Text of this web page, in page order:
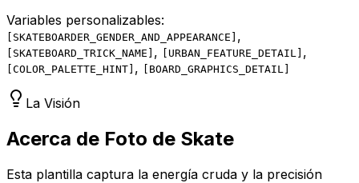
Variables personalizables:
SKATEBOARDER_GENDER_AND_APPEARANCE ,
SKATEBOARD_TRICK_NAME , URBAN_FEATURE_DETAIL ,
COLOR_PALETTE_HINT , BOARD_GRAPHICS_DETAIL
La Visión
Acerca de Foto de Skate
Esta plantilla captura la energía cruda y la precisión